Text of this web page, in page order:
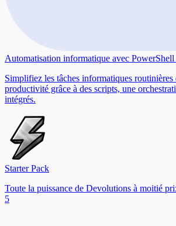
Automatisation informatique avec
Simplifiez les tâches informatiques routinières
productivité grâce à des scripts, une
intégrés.
Starter Pack
Toute la puissance de Devolutions à moitié
5